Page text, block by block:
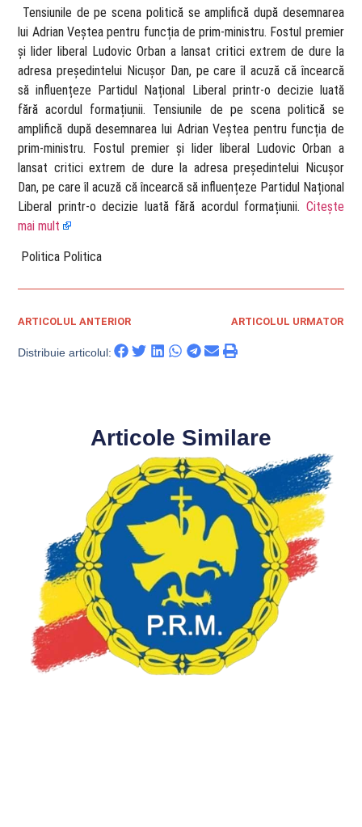
​ Tensiunile de pe scena politică se amplifică după desemnarea
lui Adrian Veștea pentru funcția de prim-ministru. Fostul premier
și lider liberal Ludovic Orban a lansat critici extrem de dure la
adresa președintelui Nicușor Dan, pe care îl acuză că încearcă
să influențeze Partidul Național Liberal printr-o decizie luată
fără acordul formațiunii. Tensiunile de pe scena politică se
amplifică după desemnarea lui Adrian Veștea pentru funcția de
prim-ministru. Fostul premier și lider liberal Ludovic Orban a
lansat critici extrem de dure la adresa președintelui Nicușor
Dan, pe care îl acuză că încearcă să influențeze Partidul Național
Liberal printr-o decizie luată fără acordul formațiunii. Citește
mai mult
​ Politica Politica
ARTICOLUL ANTERIOR ARTICOLUL URMATOR
Distribuie articolul:
Articole Similare